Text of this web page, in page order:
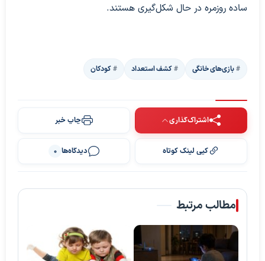
ساده روزمره در حال شکل‌گیری هستند.
بازی‌های خانگی کشف استعداد کودکان
اشتراک‌گذاری چاپ خبر
کپی لینک کوتاه دیدگاه‌ها 0
مطالب مرتبط